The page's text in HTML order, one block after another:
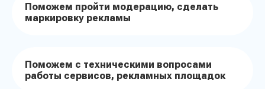
Поможем пройти модерацию, сделать
маркировку рекламы
Поможем с техническими вопросами
работы сервисов, рекламных площадок